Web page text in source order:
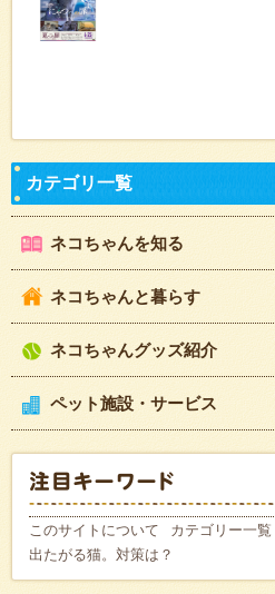
ネコちゃんを知る
ネコちゃんと暮らす
ネコちゃんグッズ紹介
ペット施設・サービス
このサイトについて カテゴリー一覧
出たがる猫。対策は？